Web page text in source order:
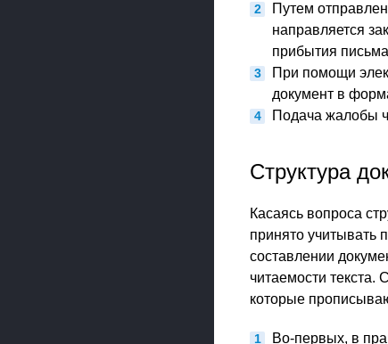
Путем
направляется
прибытия
При помощи
документ в
Подача жалобы
Структура
Касаясь вопроса
принято учитывать
составлении
читаемости текста.
которые
Во-первых, в